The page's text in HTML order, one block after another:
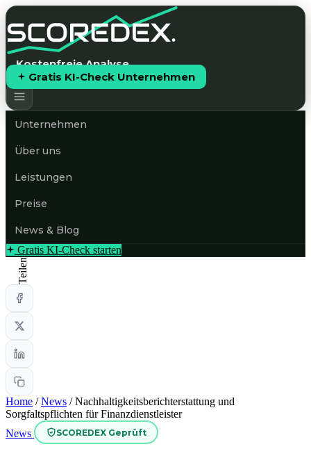
Kostenfreie Analyse
Gratis KI-Check Unternehmen
Unternehmen
Über uns
Leistungen
Preise
News & Blog
Gratis KI-Check starten
Teilen
Home / News / Nachhaltigkeitsberichterstattung und
Sorgfaltspflichten für Finanzdienstleister
News
SCOREDEX Geprüft